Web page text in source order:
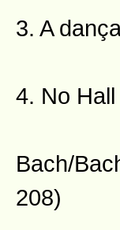
3. A
4. No
Bach/
208)